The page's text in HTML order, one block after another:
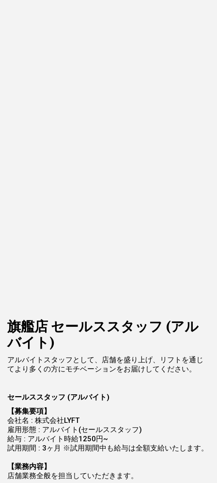
旗艦店 セールススタッフ (アル
バイト)
アルバイトスタッフとして、店舗を盛り上げ、リフトを通じ
てより多くの方にモチベーションをお届けしてください。
セールススタッフ (アルバイト)
【募集要項】
会社名 : 株式会社LYFT
雇用形態 : アルバイト(セールススタッフ)
給与 : アルバイト時給1250円~
試用期間 : 3ヶ月 ※試用期間中も給与は全額支給いたします。
【業務内容】
店舗業務全般を担当していただきます。